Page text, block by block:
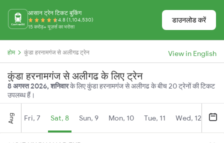
आसान ट्रेन टिकट बुकिंग
4.8 (1,104,530)
15 करोड़+ यूज़र्स का भरोसा
डाउनलोड करें
होम कुंडा हरनामगंज से अलीगढ ट्रेन View in English
कुंडा हरनामगंज से अलीगढ के लिए ट्रेन
8 अगस्त 2026, शनिवारके लिए कुंडा हरनामगंज से अलीगढ के बीच 20 ट्रेनों की टिकट
उपलब्ध हैं।
Aug Fri, 7 Sat, 8 Sun, 9 Mon, 10 Tue, 11 Wed, 12